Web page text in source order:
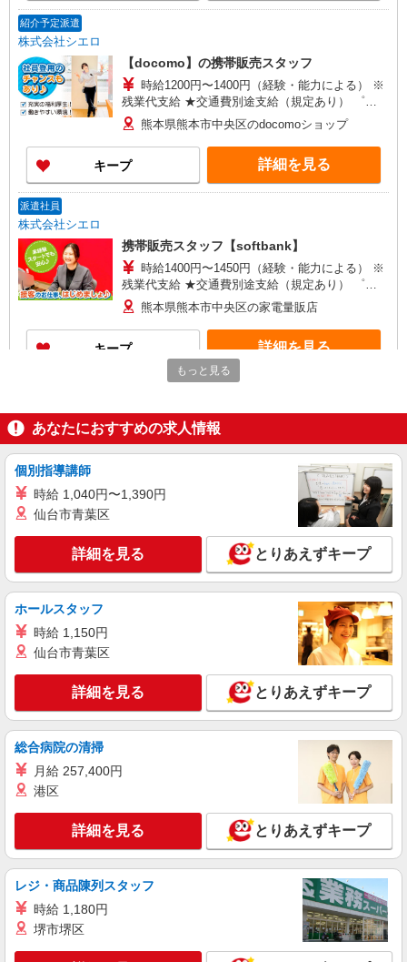
紹介予定派遣
株式会社シエロ
【docomo】の携帯販売スタッフ
時給1200円〜1400円（経験・能力による） ※
残業代支給 ★交通費別途支給（規定あり） ゜
+゜・。○。・゜+゜・。○。・゜+゜ 入社祝い金10
万円支給(規定有) お友達を紹介頂くと, インセンテ
ィブ支給(規定有) ★月2回払い・週払い可能（規程
有）★ ゜・。○。・゜+゜・。○。・゜+゜
熊本県熊本市中央区のdocomoショップ
キープ 詳細を見る
派遣社員
株式会社シエロ
携帯販売スタッフ【softbank】
時給1400円〜1450円（経験・能力による） ※
残業代支給 ★交通費別途支給（規定あり） ゜
+゜・。○。・゜+゜・。○。・゜+゜ 入社祝い金10
万円支給(規定有) お友達を紹介頂くと, インセンテ
ィブ支給(規定有) ★月2回払い・週払い可能（規程
有）★ ゜・。○。・゜+゜・。○。・゜+゜
熊本県熊本市中央区の家電量販店
キープ 詳細を見る
スマホ携帯販売【ワイモバイル】
時給1400円〜1450円（経験・能力による） ※
残業代支給 ★交通費別途支給（規定あり） ゜
+゜・。○。・゜+゜・。○。・゜+゜ 入社祝い金10
万円支給(規定有) お友達を紹介頂くと, インセンテ
有）★ ゜・。○。・゜+゜・。○。・゜+゜
熊本県熊本市中央区の家電量販店
詳細を見る
紹介予定派遣
株式会社シエロ
人気機種に詳しくなれる携帯販売【au】
月給259200円〜300000円（経験・能力によ
る） ※残業手当別途支給 ※研修期間6か月・時給
1500円〜 ★交通費別途支給（規定あり） ゜
+゜・。○。・゜+゜・。○。・゜+゜ 入社祝い金10
万円支給(規定有) お友達を紹介頂くと, インセンテ
ィブ支給(規定有) ゜・。○。・゜+゜・。○。・゜
+゜
熊本県熊本市中央区の家電量販店
キープ 詳細を見る
派遣社員
株式会社シエロ
時給1400円〜1450円（経験・能力による） ※
残業代支給 ★交通費別途支給（規定あり） ゜
+゜・。○。・゜+゜・。○。・゜+゜ 入社祝い金10
万円支給(規定有) お友達を紹介頂くと, インセンテ
ィブ支給(規定有) ★月2回払い・週払い可能（規程
有）★ ゜・。○。・゜+゜・。○。・゜+゜
熊本県熊本市中央区の家電量販店
詳細を見る
派遣社員
もっと見る
あなたにおすすめの求人情報
個別指導講師
時給 1,040円〜1,390円
仙台市青葉区
詳細を見る とりあえずキープ
ホールスタッフ
時給 1,150円
仙台市青葉区
詳細を見る とりあえずキープ
総合病院の清掃
月給 257,400円
港区
詳細を見る とりあえずキープ
レジ・商品陳列スタッフ
時給 1,180円
堺市堺区